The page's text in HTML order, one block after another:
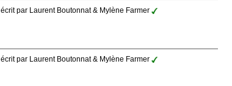
écrit par Laurent Boutonnat & Mylène Farmer
écrit par Laurent Boutonnat & Mylène Farmer